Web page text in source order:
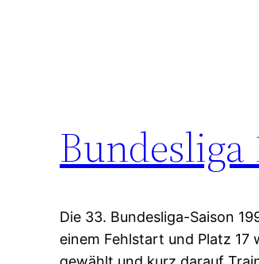
Bundesliga
Die 33. Bundesliga-Saison
einem Fehlstart und Platz 17